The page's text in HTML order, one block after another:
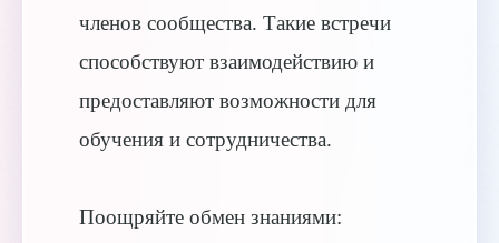
членов сообщества. Такие встречи
способствуют взаимодействию и
предоставляют возможности для
обучения и сотрудничества.
Поощряйте обмен знаниями: